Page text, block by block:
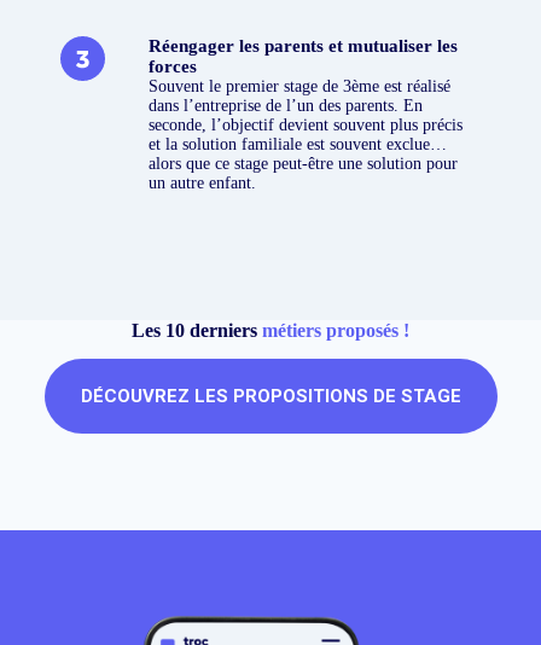
Réengager les parents et mutualiser les
forces
Souvent le premier stage de 3ème est réalisé
dans l’entreprise de l’un des parents. En
seconde, l’objectif devient souvent plus précis
et la solution familiale est souvent exclue…
alors que ce stage peut-être une solution pour
un autre enfant.
Les 10 derniers métiers proposés !
DÉCOUVREZ LES PROPOSITIONS DE STAGE